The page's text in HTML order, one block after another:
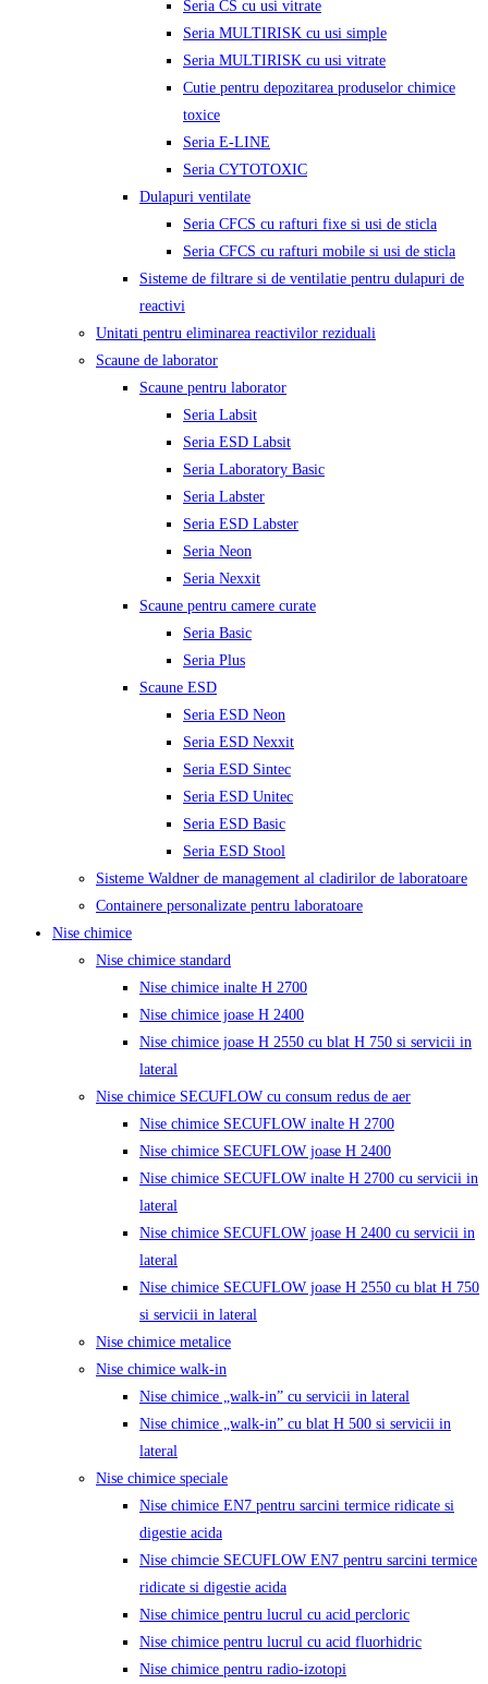
Seria CS cu usi vitrate
Seria MULTIRISK cu usi simple
Seria MULTIRISK cu usi vitrate
Cutie pentru depozitarea produselor chimice
toxice
Seria E-LINE
Seria CYTOTOXIC
Dulapuri ventilate
Seria CFCS cu rafturi fixe si usi de sticla
Seria CFCS cu rafturi mobile si usi de sticla
Sisteme de filtrare si de ventilatie pentru dulapuri de
reactivi
Unitati pentru eliminarea reactivilor reziduali
Scaune de laborator
Scaune pentru laborator
Seria Labsit
Seria ESD Labsit
Seria Laboratory Basic
Seria Labster
Seria ESD Labster
Seria Neon
Seria Nexxit
Scaune pentru camere curate
Seria Basic
Seria Plus
Scaune ESD
Seria ESD Neon
Seria ESD Nexxit
Seria ESD Sintec
Seria ESD Unitec
Seria ESD Basic
Seria ESD Stool
Sisteme Waldner de management al cladirilor de laboratoare
Containere personalizate pentru laboratoare
Nise chimice
Nise chimice standard
Nise chimice inalte H 2700
Nise chimice joase H 2400
Nise chimice joase H 2550 cu blat H 750 si servicii in
lateral
Nise chimice SECUFLOW cu consum redus de aer
Nise chimice SECUFLOW inalte H 2700
Nise chimice SECUFLOW joase H 2400
Nise chimice SECUFLOW inalte H 2700 cu servicii in
lateral
Nise chimice SECUFLOW joase H 2400 cu servicii in
lateral
Nise chimice SECUFLOW joase H 2550 cu blat H 750
si servicii in lateral
Nise chimice metalice
Nise chimice walk-in
Nise chimice „walk-in” cu servicii in lateral
Nise chimice „walk-in” cu blat H 500 si servicii in
lateral
Nise chimice speciale
Nise chimice EN7 pentru sarcini termice ridicate si
digestie acida
Nise chimcie SECUFLOW EN7 pentru sarcini termice
ridicate si digestie acida
Nise chimice pentru lucrul cu acid percloric
Nise chimice pentru lucrul cu acid fluorhidric
Nise chimice pentru radio-izotopi